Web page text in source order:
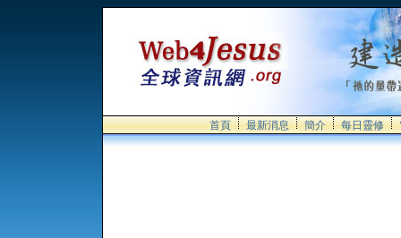
首頁 最新消息 簡介 每日靈修